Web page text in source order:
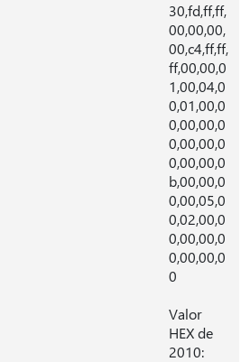
30,fd,ff,ff,
00,00,00,
00,c4,ff,ff,
ff,00,00,0
1,00,04,0
0,01,00,0
0,00,00,0
0,00,00,0
0,00,00,0
b,00,00,0
0,00,05,0
0,02,00,0
0,00,00,0
0,00,00,0
0
Valor
HEX de
2010: